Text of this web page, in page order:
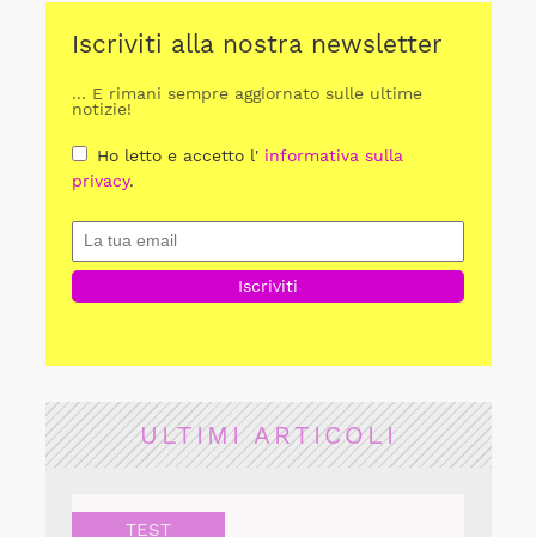
Iscriviti alla nostra newsletter
... E rimani sempre aggiornato sulle ultime
notizie!
Ho letto e accetto l' informativa sulla
privacy.
ULTIMI ARTICOLI
TEST